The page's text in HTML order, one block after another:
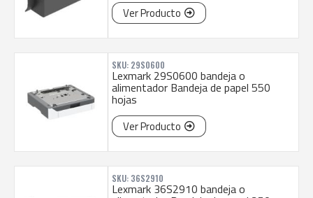
Ver Producto
SKU: 29S0600
Lexmark 29S0600 bandeja o
alimentador Bandeja de papel 550
hojas
Ver Producto
SKU: 36S2910
Lexmark 36S2910 bandeja o